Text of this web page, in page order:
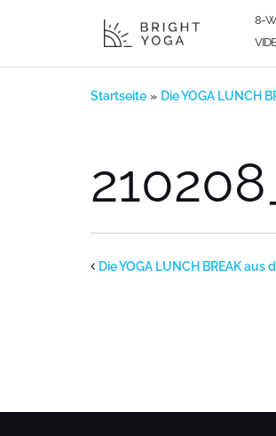
8-
Startseite » Die YOGA LUNCH
Die YOGA LUNCH BREAK aus